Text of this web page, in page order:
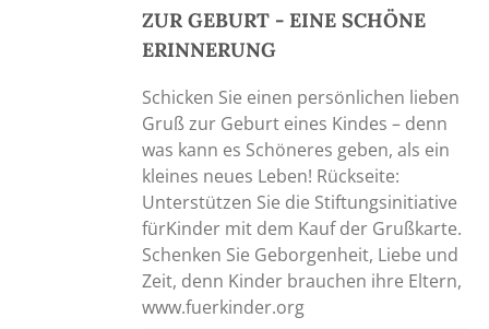
ZUR GEBURT - EINE SCHÖNE
ERINNERUNG
Schicken Sie einen persönlichen lieben
Gruß zur Geburt eines Kindes – denn
was kann es Schöneres geben, als ein
kleines neues Leben! Rückseite:
Unterstützen Sie die Stiftungsinitiative
fürKinder mit dem Kauf der Grußkarte.
Schenken Sie Geborgenheit, Liebe und
Zeit, denn Kinder brauchen ihre Eltern,
www.fuerkinder.org